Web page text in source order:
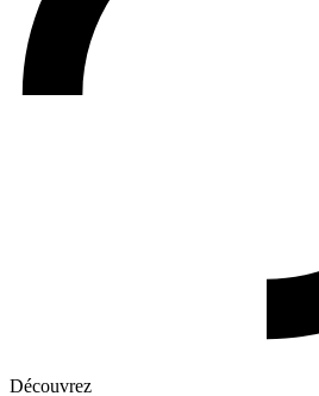
Découvrez